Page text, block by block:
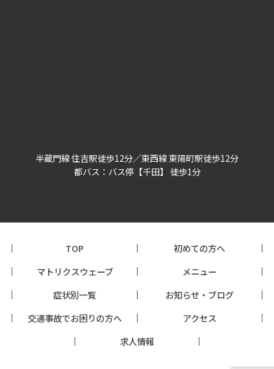
半蔵門線 住吉駅徒歩12分／東西線 東陽町駅徒歩12分
都バス：バス停【千田】 徒歩1分
TOP
初めての方へ
マトリクスウェーブ
メニュー
症状別一覧
お知らせ・ブログ
交通事故でお困りの方へ
アクセス
求人情報